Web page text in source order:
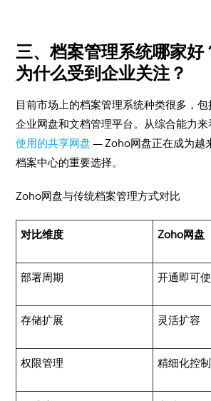
三、档案管理系统哪家
为什么受到企业关注？
目前市场上的档案管理系统种类很多，包
企业网盘和文档管理平台。从综合能力来
使用的共享网盘 — Zoho网盘正在成为越
档案中心的重要选择。
Zoho网盘与传统档案管理方式对比
对比维度 Zoho网盘
部署周期 开通即可
存储扩展 灵活扩容
权限管理 精细化控制